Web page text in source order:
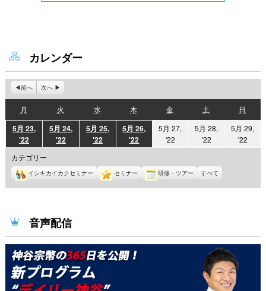
カレンダー
前へ 次へ
月
曜
日
火
曜
日
水水
曜
日
木
曜
日
金金
曜
日
土
曜
日
日
曜
日
5月 23,
'222022
年
5
月
23
5月 24,
'222022
年
5
月
24
5月 25,
'222022
年
5
月
25
5月 26,
'222022
年
5
月
26
5月 27,
'222022
年
5
月
27
5月 28,
'222022
年
5
月
28
5月 29,
'222022
年
29
カテゴリー
イシキカイカクセミナー セミナー 研修・ツアー すべて
音声配信